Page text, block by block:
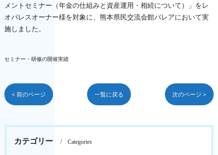
メントセミナー（年金の仕組みと資産運用・相続について）」をレ
オパレスオーナー様を対象に、熊本県民交流会館パレアにおいて実
施しました。
セミナー・研修の開催実績
< 前のページ 一覧に戻る 次のページ >
カテゴリー Categories